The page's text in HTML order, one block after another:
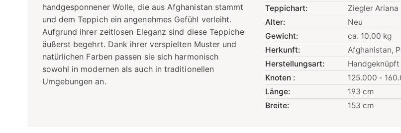
handgesponnener Wolle, die aus Afghanistan stammt
und dem Teppich ein angenehmes Gefühl verleiht.
Aufgrund ihrer zeitlosen Eleganz sind diese Teppiche
äußerst begehrt. Dank ihrer verspielten Muster und
natürlichen Farben passen sie sich harmonisch
sowohl in modernen als auch in traditionellen
Umgebungen an.
Teppichart:
Ziegler Ariana
Alter:
Neu
Gewicht:
ca. 10.00 kg
Herkunft:
Afghanistan,
Herstellungsart:
Handgeknüpft
Knoten :
125.000 -
Länge:
193 cm
Breite:
153 cm